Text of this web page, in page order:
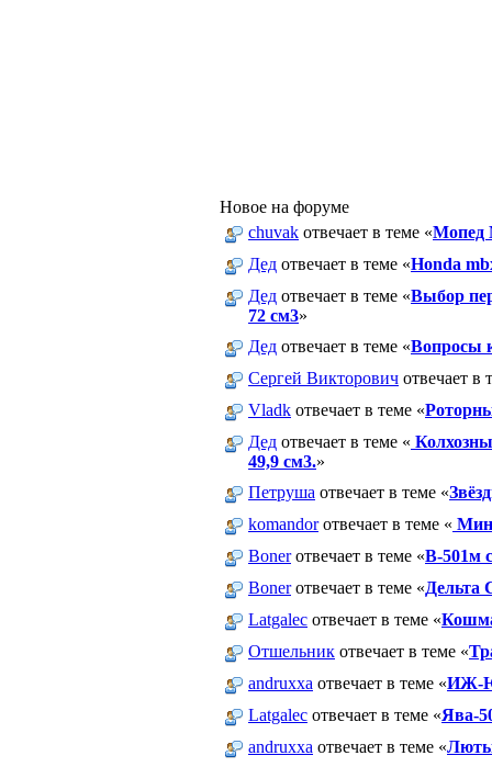
Новое на форуме
chuvak отвечает в теме «Мопед
Дед отвечает в теме «Honda
Дед отвечает в теме «Выбор
72 см3»
Дед отвечает в теме «Вопросы
Сергей Викторович отвечает в
Vladk отвечает в теме «
Дед отвечает в теме «
49,9 см3.»
Петруша отвечает в теме «
komandorотвечает в теме «
Bonerотвечает в теме «В-501м
Bonerотвечает в теме «Дельта
Latgalec отвечает в теме «
Отшельник отвечает в теме «
andruxxa отвечает в теме «ИЖ-Ю
Latgalec отвечает в теме «Ява-
andruxxa отвечает в теме «